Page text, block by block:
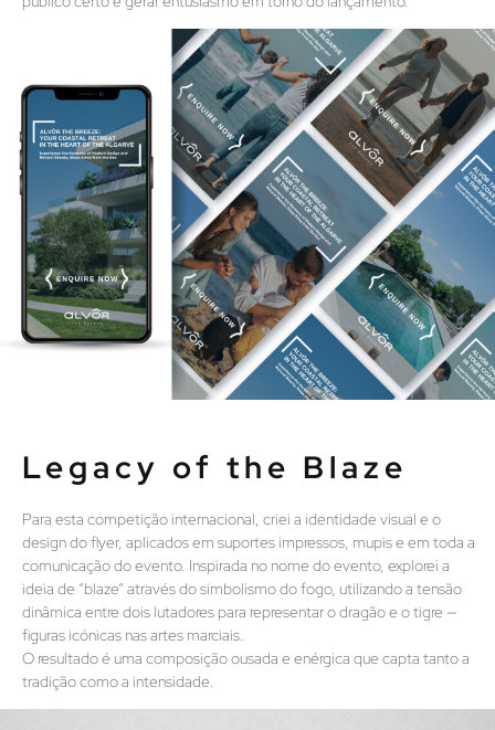
Legacy of the Blaze
Para esta competição internacional, criei a identidade visual e o
design do flyer, aplicados em suportes impressos, mupis e em toda a
comunicação do evento. Inspirada no nome do evento, explorei a
ideia de “blaze” através do simbolismo do fogo, utilizando a tensão
dinâmica entre dois lutadores para representar o dragão e o tigre —
figuras icónicas nas artes marciais.
O resultado é uma composição ousada e enérgica que capta tanto a
tradição como a intensidade.